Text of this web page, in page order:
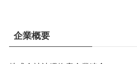
企業概要